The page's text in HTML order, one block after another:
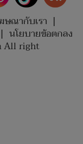
ษณากับเรา |
| นโยบายข้อตกลง
All right